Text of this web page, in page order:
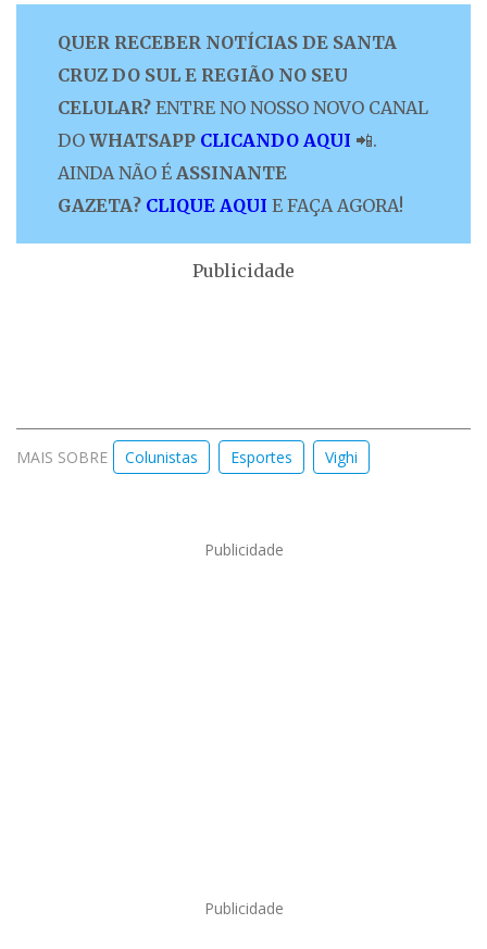
QUER RECEBER NOTÍCIAS DE SANTA
CRUZ DO SUL E REGIÃO NO SEU
CELULAR? ENTRE NO NOSSO NOVO CANAL
DO WHATSAPP CLICANDO AQUI 📲.
AINDA NÃO É ASSINANTE
GAZETA? CLIQUE AQUI E FAÇA AGORA!
Publicidade
MAIS SOBRE Colunistas Esportes Vighi
Publicidade
Publicidade